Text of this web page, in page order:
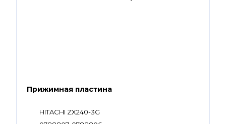
Прижимная пластина
HITACHI ZX240-3G